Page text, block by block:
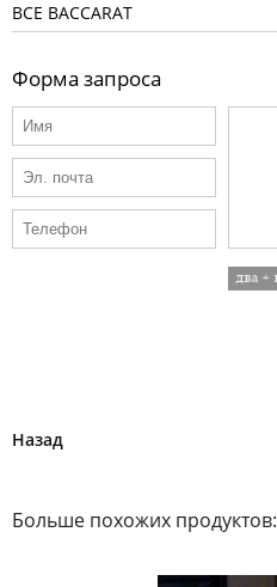
ВСЕ BACCARAT
Форма запроса
Назад
Больше похожих продуктов: